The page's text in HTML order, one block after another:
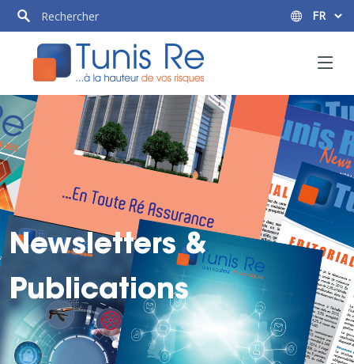
Newsletters &
Publications